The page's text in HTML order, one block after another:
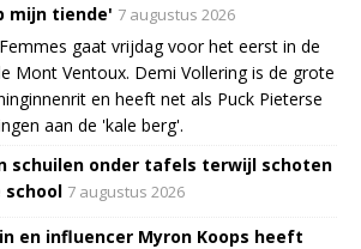
mijn tiende' 7 augustus 2026
gaat vrijdag voor het eerst in de
Mont Ventoux. Demi Vollering is de grote
en heeft net als Puck Pieterse
aan de 'kale berg'.
schuilen onder tafels terwijl schoten
school 7 augustus 2026
en influencer Myron Koops heeft